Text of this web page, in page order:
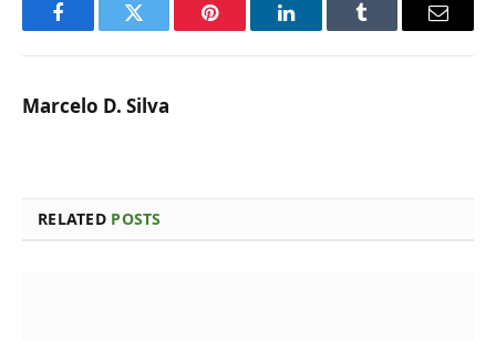
FacebookTwitter Pinterest LinkedInTumblr Email
Marcelo D. Silva
RELATED POSTS